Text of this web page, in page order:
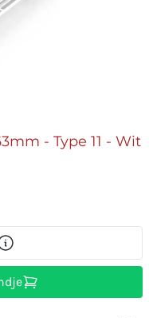
- Type 11 - Wit